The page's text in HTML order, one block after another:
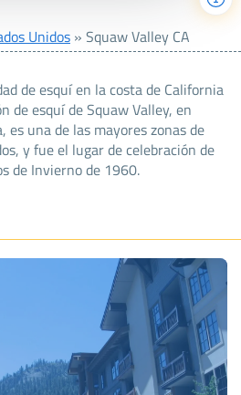
Unidos » Squaw Valley CA
de esquí en la costa de California
de esquí de Squaw Valley, en
es una de las mayores zonas de
y fue el lugar de celebración de
de Invierno de 1960.